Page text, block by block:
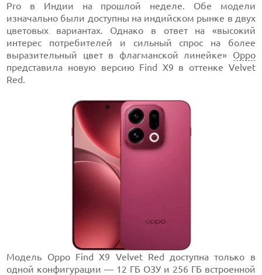
Pro в Индии на прошлой неделе. Обе модели
изначально были доступны на индийском рынке в двух
цветовых вариантах. Однако в ответ на «высокий
интерес потребителей и сильный спрос на более
выразительный цвет в флагманской линейке» Oppo
представила новую версию Find X9 в оттенке Velvet
Red.
Модель Oppo Find X9 Velvet Red доступна только в
одной конфигурации — 12 ГБ ОЗУ и 256 ГБ встроенной